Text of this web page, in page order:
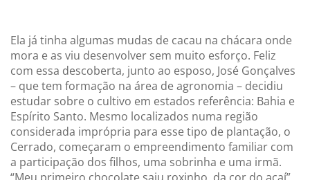
Ela já tinha algumas mudas de cacau na chácara onde
mora e as viu desenvolver sem muito esforço. Feliz
com essa descoberta, junto ao esposo, José Gonçalves
– que tem formação na área de agronomia – decidiu
estudar sobre o cultivo em estados referência: Bahia e
Espírito Santo. Mesmo localizados numa região
considerada imprópria para esse tipo de plantação, o
Cerrado, começaram o empreendimento familiar com
a participação dos filhos, uma sobrinha e uma irmã.